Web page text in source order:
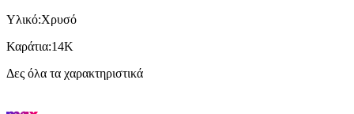
Υλικό:Χρυσό
Καράτια:14Κ
Δες όλα τα χαρακτηριστικά